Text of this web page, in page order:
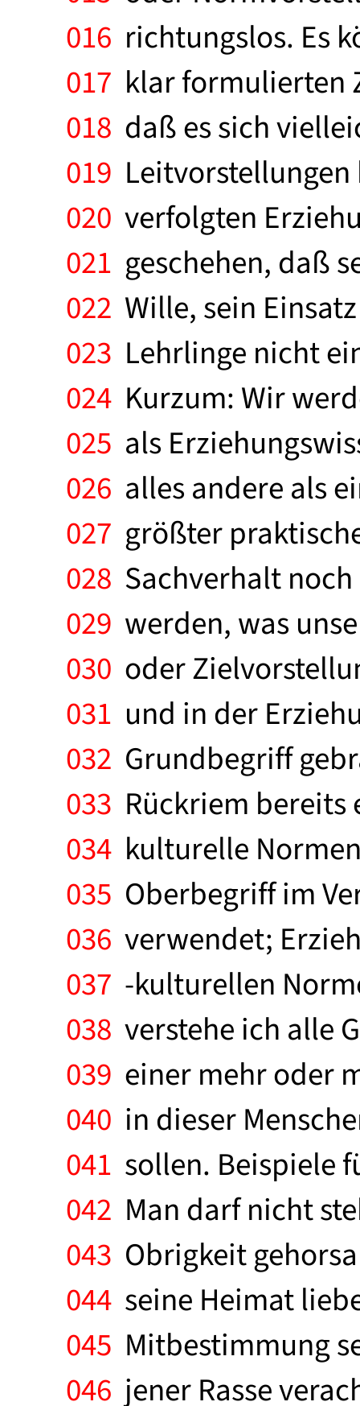
016 richtungslos. Es
017 klar formulierten
018 daß es sich
019
020 verfolgten
021 geschehen, daß
022 Wille, sein
023 Lehrlinge nicht
024 Kurzum: Wir
025 als
026 alles andere als
027 größter
028 Sachverhalt
029 werden, was
030 oder
031 und in der
032 Grundbegriff
033 Rückriem bereits
034 kulturelle
035 Oberbegriff im
036 verwendet;
037 -kulturellen
038 verstehe ich alle
039 einer mehr oder
040 in dieser
041 sollen. Beispiele
042 Man darf nicht
043 Obrigkeit
044 seine Heimat
045 Mitbestimmung
046 jener Rasse